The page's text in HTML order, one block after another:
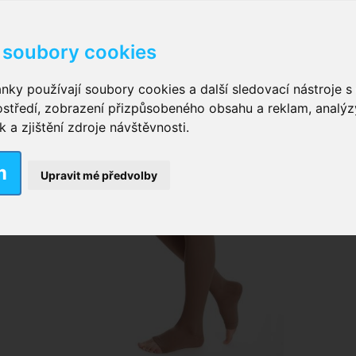
cookies
používají soubory cookies a další sledovací nástroje s
zobrazení přizpůsobeného obsahu a reklam,
a zjištění zdroje návštěvnosti.
Upravit mé předvolby
kalhotky zalepovací ,Inkontinenční kalhotky
vložky pro muže
plavky,Dámské inkontinenční plavky